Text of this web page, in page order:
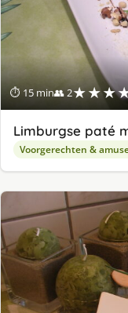
⏱ 15 min👥 2
Limburgse paté
Voorgerechten &